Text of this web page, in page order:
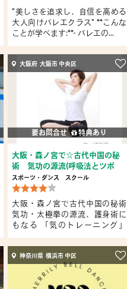
"美しさを追求し、自信を高める
大人向けバレエクラス" **こんな
ことが学べます:**- バレエの...
大阪府 大阪市 中央区
要お問合せ 特典あり
大阪・森ノ宮で☆古代中国の秘
術 気功の源流(呼吸法とツボ
の...
スポーツ・ダンス スクール
大阪・森ノ宮で古代中国の秘術
気功・太極拳の源流、護身術に
もなる 「気のトレーニング」
神奈川県 横浜市 中区